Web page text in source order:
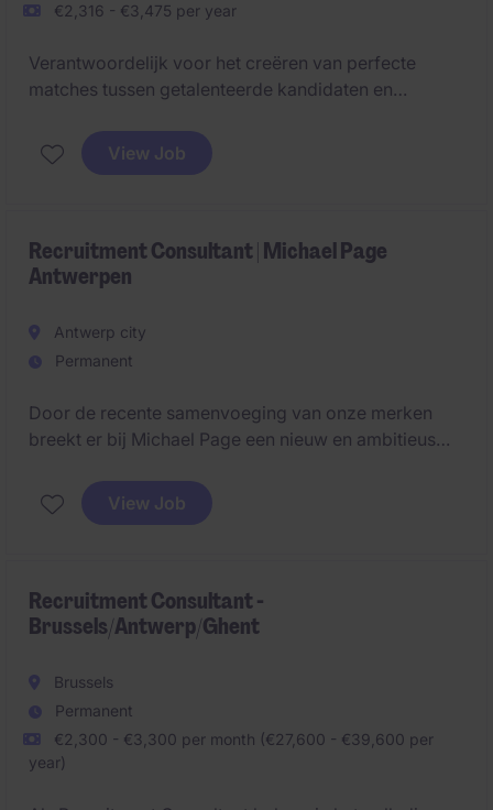
€2,316 - €3,475 per year
Verantwoordelijk voor het creëren van perfecte
matches tussen getalenteerde kandidaten en
View Job
Recruitment Consultant | Michael Page
Antwerpen
Antwerp city
Permanent
Door de recente samenvoeging van onze merken
breekt er bij Michael Page een nieuw en ambitieus
ondersteunen, zijn we op zoek naar een ervaren
Recruitment Consultant
View Job
Recruitment Consultant -
Brussels/Antwerp/Ghent
Brussels
Permanent
€2,300 - €3,300 per month (€27,600 - €39,600 per
year)